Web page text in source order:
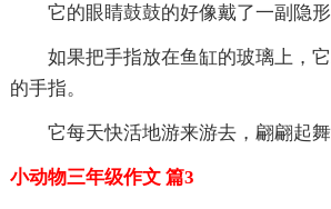
它的眼睛鼓鼓的好像戴了一副隐形
如果把手指放在鱼缸的玻璃上，
的手指。
它每天快活地游来游去，翩翩起舞
小动物三年级作文 篇3